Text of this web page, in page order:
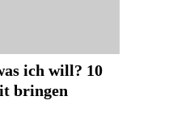
ich will? 10
bringen